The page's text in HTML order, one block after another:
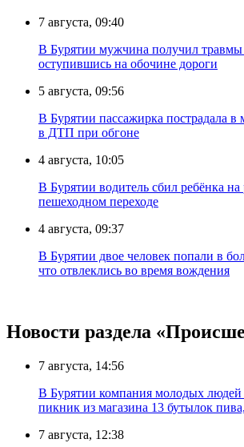
7 августа, 09:40
В Бурятии мужчина получил
оступившись на обочине дороги
5 августа, 09:56
В Бурятии пассажирка пострадала
в ДТП при обгоне
4 августа, 10:05
В Бурятии водитель сбил ребёнка
пешеходном переходе
4 августа, 09:37
В Бурятии двое человек попали в
что отвлеклись во время вождения
Новости раздела
7 августа, 14:56
В Бурятии компания молодых людей
пикник из магазина 13 бутылок
7 августа, 12:38